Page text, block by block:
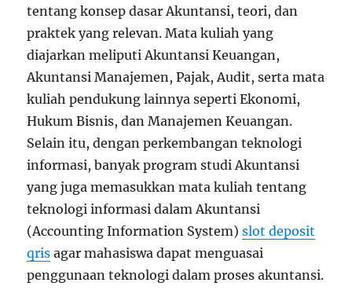
tentang konsep dasar Akuntansi, teori, dan
praktek yang relevan. Mata kuliah yang
diajarkan meliputi Akuntansi Keuangan,
Akuntansi Manajemen, Pajak, Audit, serta mata
kuliah pendukung lainnya seperti Ekonomi,
Hukum Bisnis, dan Manajemen Keuangan.
Selain itu, dengan perkembangan teknologi
informasi, banyak program studi Akuntansi
yang juga memasukkan mata kuliah tentang
teknologi informasi dalam Akuntansi
(Accounting Information System)slot deposit
qris agar mahasiswa dapat menguasai
penggunaan teknologi dalam proses akuntansi.